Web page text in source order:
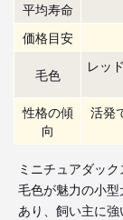
平均寿命
価格目安
毛色
レッ
性格の傾
向
活発
ミニチュアダッ
毛色が魅力の小
あり、飼い主に強